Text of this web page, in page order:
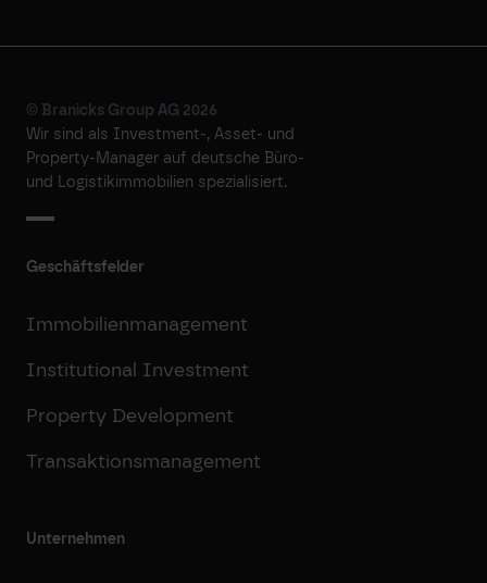
© Branicks Group AG 2026
Wir sind als ­Investment-, ­Asset- und
­Property-Manager auf deutsche ­Büro-
und Logistikimmobilien spezialisiert.
Geschäftsfelder
Immobilienmanagement
Institutional Investment
Property Development
Transaktionsmanagement
Unternehmen